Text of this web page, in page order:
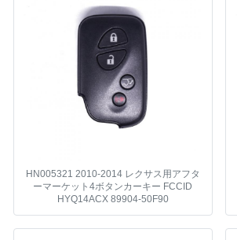
HN005321 2010-2014 レクサス用アフタ
ーマーケット4ボタンカーキー FCCID
HYQ14ACX 89904-50F90